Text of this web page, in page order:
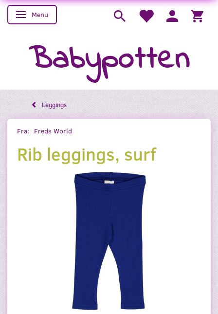
Skifte navigation
Menu
Babypotten
Leggings
Fra: Freds World
Rib leggings, surf